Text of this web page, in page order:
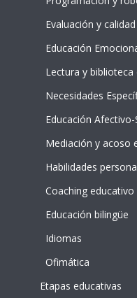
Evaluación y
Educación
Lectura y biblioteca
Necesidades
Educación Afectivo-
Mediación y acoso
Habilidades
Coaching educativo
Educación bilingüe
Idiomas
Ofimática
Etapas educativas